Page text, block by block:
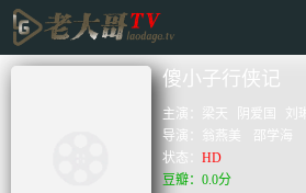
傻小子行侠记
主演： 梁天 阴爱国 刘琳
导演：
翁燕美
邵学海
状态：HD
豆瓣：0.0分